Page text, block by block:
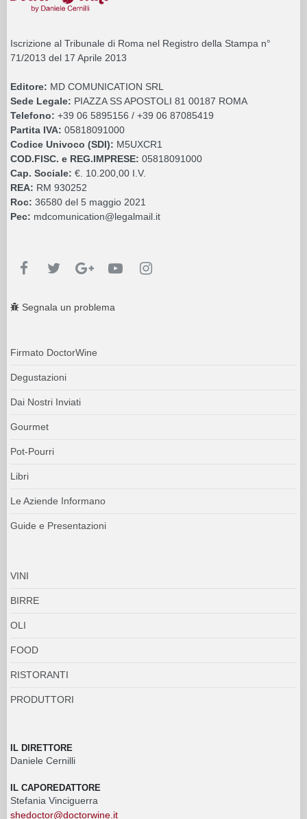
Iscrizione al Tribunale di Roma nel Registro della Stampa n°
71/2013 del 17 Aprile 2013
Editore: MD COMUNICATION SRL
Sede Legale: PIAZZA SS APOSTOLI 81 00187 ROMA
Telefono: +39 06 5895156 / +39 06 87085419
Partita IVA: 05818091000
Codice Univoco (SDI): M5UXCR1
COD.FISC. e REG.IMPRESE: 05818091000
Cap. Sociale: €. 10.200,00 I.V.
REA: RM 930252
Roc: 36580 del 5 maggio 2021
Pec: mdcomunication@legalmail.it
Segnala un problema
Firmato DoctorWine
Degustazioni
Dai Nostri Inviati
Gourmet
Pot-Pourri
Libri
Le Aziende Informano
Guide e Presentazioni
VINI
BIRRE
OLI
FOOD
RISTORANTI
PRODUTTORI
IL DIRETTORE
Daniele Cernilli
IL CAPOREDATTORE
Stefania Vinciguerra
shedoctor@doctorwine.it